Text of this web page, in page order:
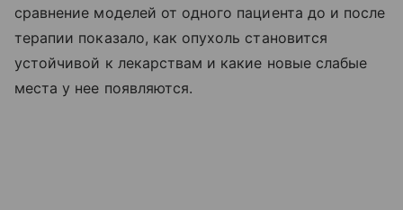
сравнение моделей от одного пациента до и после
терапии показало, как опухоль становится
устойчивой к лекарствам и какие новые слабые
места у нее появляются.